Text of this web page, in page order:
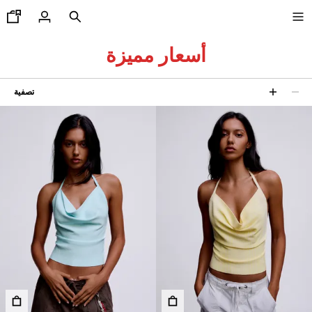
أسعار مميزة
تصفية
جديدنا
COMBO WINS %
الكل
و قمصان بولو
جينز
شيرتات
وكارديغان